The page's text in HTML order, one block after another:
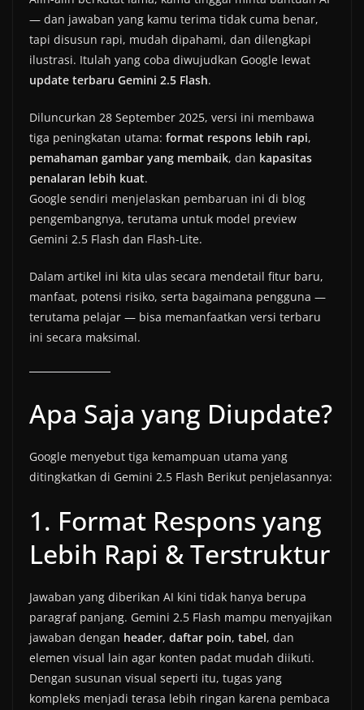
— dan jawaban yang kamu terima tidak cuma benar,
tapi disusun rapi, mudah dipahami, dan dilengkapi
ilustrasi. Itulah yang coba diwujudkan Google lewat
update terbaru Gemini 2.5 Flash.
Diluncurkan 28 September 2025, versi ini membawa
tiga peningkatan utama: format respons lebih rapi,
pemahaman gambar yang membaik, dan kapasitas
penalaran lebih kuat.
Google sendiri menjelaskan pembaruan ini di blog
pengembangnya, terutama untuk model preview
Gemini 2.5 Flash dan Flash-Lite.
Dalam artikel ini kita ulas secara mendetail fitur baru,
manfaat, potensi risiko, serta bagaimana pengguna —
terutama pelajar — bisa memanfaatkan versi terbaru
ini secara maksimal.
Apa Saja yang Diupdate?
Google menyebut tiga kemampuan utama yang
ditingkatkan di Gemini 2.5 Flash Berikut penjelasannya:
1. Format Respons yang
Lebih Rapi & Terstruktur
Jawaban yang diberikan AI kini tidak hanya berupa
paragraf panjang. Gemini 2.5 Flash mampu menyajikan
jawaban dengan header, daftar poin, tabel, dan
elemen visual lain agar konten padat mudah diikuti.
Dengan susunan visual seperti itu, tugas yang
kompleks menjadi terasa lebih ringan karena pembaca